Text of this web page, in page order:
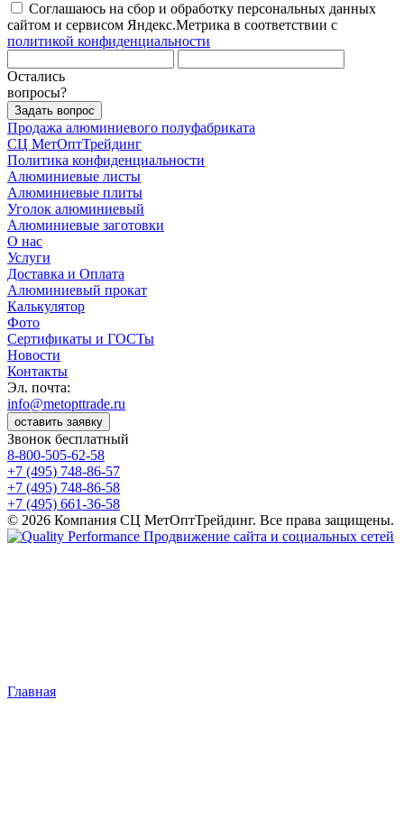
Соглашаюсь на сбор и обработку персональных данных
сайтом и сервисом Яндекс.Метрика в соответствии с
политикой конфиденциальности
Остались
вопросы?
Задать вопрос
Продажа алюминиевого полуфабриката
СЦ МетОптТрейдинг
Политика конфиденциальности
Алюминиевые листы
Алюминиевые плиты
Уголок алюминиевый
Алюминиевые заготовки
О нас
Услуги
Доставка и Оплата
Алюминиевый прокат
Калькулятор
Фото
Сертификаты и ГОСТы
Новости
Контакты
Эл. почта:
info@metopttrade.ru
оставить заявку
Звонок бесплатный
8-800-505-62-58
+7 (495) 748-86-57
+7 (495) 748-86-58
+7 (495) 661-36-58
© 2026 Компания СЦ МетОптТрейдинг. Все права защищены.
Продвижение сайта и социальных сетей
Главная